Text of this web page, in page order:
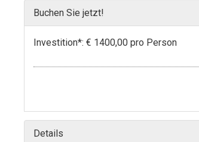
Buchen Sie jetzt!
Investition*: € 1400,00 pro Person
Details